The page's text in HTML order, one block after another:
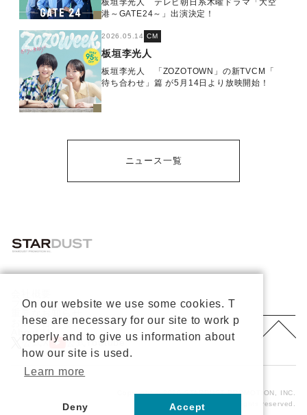
板垣李光人 テレビ朝日系木曜ドラマ「大空
港～GATE24～」出演決定！
2026.05.14 CM
板垣李光人
板垣李光人 「ZOZOTOWN」の新TVCM「
待ち合わせ」篇 が5月14日より放映開始！
ニュース一覧
プライバシーポリシー
お問い合わせ
About Us
公式X
公式Youtube
Copyright © 2026 STARDUST PROMOTION, INC.
All rights reserved.
On our website we use some cookies. T
hese are necessary for our site to work p
roperly and to give us information about
how our site is used.
Learn more
Deny Accept